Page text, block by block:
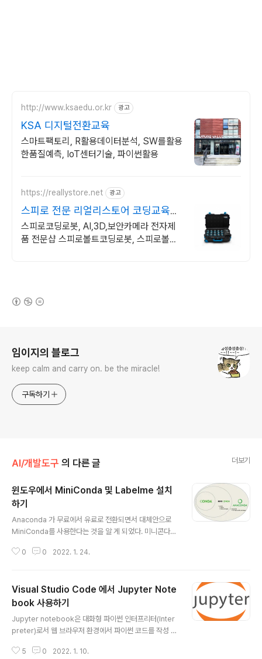
http://www.ksaedu.or.kr 광고
KSA 디지털전환교육
스마트팩토리, R활용데이터분석, SW를활용
한품질예측, IoT센터기술, 파이썬활용
https://reallystore.net 광고
스피로 전문 리얼리스토어 코딩교육을
쉽고 재밌게
스피로코딩로봇, AI,3D,보안카메라 전자제
품 전문샵 스피로볼트코딩로봇, 스피로볼트
임이지의 블로그
keep calm and carry on. be the miracle!
구독하기
AI/개발도구 의 다른 글 더보기
윈도우에서 MiniConda 및 Labelme 설치
하기
Anaconda 가 무료에서 유료로 전환되면서 대체안으로
MiniConda를 사용한다는 것을 알 게 되었다. 미니콘다는
스템 요구 사항은 아래와 같다. System requirements
em: Windows 8 or newer, 64-bit macOS 10.13+,
or Linux, including Ubuntu, RedHat, CentOS 7+,
and others. If your operating system is older tha
n what is currently supporte..
0 0 2022. 1. 24.
Visual Studio Code 에서 Jupyter Note
book 사용하기
Jupyter notebook은 대화형 파이썬 인터프리터(Inter
preter)로서 웹 브라우저 환경에서 파이썬 코드를 작성 및
있다고 가정하고 설치 과정을 포스팅하겠습니다. Visual S
5 0 2022. 1. 10.